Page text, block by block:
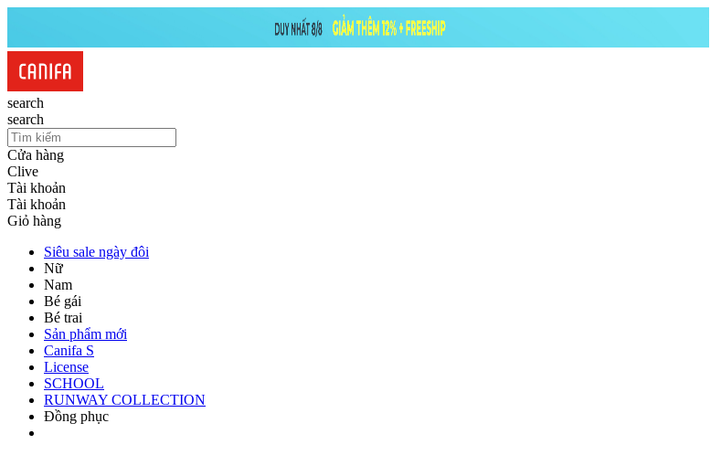
search
search
Cửa hàng
Clive
Tài khoản
Tài khoản
Giỏ hàng
Siêu sale ngày đôi
Nữ
Nam
Bé gái
Bé trai
Sản phẩm mới
Canifa S
License
SCHOOL
RUNWAY COLLECTION
Đồng phục